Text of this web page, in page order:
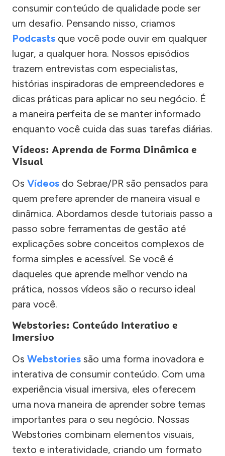
consumir conteúdo de qualidade pode ser
um desafio. Pensando nisso, criamos
Podcasts que você pode ouvir em qualquer
lugar, a qualquer hora. Nossos episódios
trazem entrevistas com especialistas,
histórias inspiradoras de empreendedores e
dicas práticas para aplicar no seu negócio. É
a maneira perfeita de se manter informado
enquanto você cuida das suas tarefas diárias.
Vídeos: Aprenda de Forma Dinâmica e
Visual
Os Vídeos do Sebrae/PR são pensados para
quem prefere aprender de maneira visual e
dinâmica. Abordamos desde tutoriais passo a
passo sobre ferramentas de gestão até
explicações sobre conceitos complexos de
forma simples e acessível. Se você é
daqueles que aprende melhor vendo na
prática, nossos vídeos são o recurso ideal
para você.
Webstories: Conteúdo Interativo e
Imersivo
Os Webstories são uma forma inovadora e
interativa de consumir conteúdo. Com uma
experiência visual imersiva, eles oferecem
uma nova maneira de aprender sobre temas
importantes para o seu negócio. Nossas
Webstories combinam elementos visuais,
texto e interatividade, criando um formato